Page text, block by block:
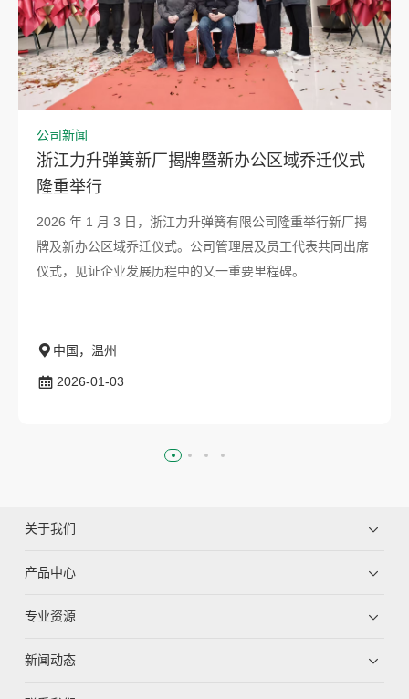
公司新闻
浙江力升弹簧新厂揭牌暨新办公区域乔迁仪式
隆重举行
2026 年 1 月 3 日，浙江力升弹簧有限公司隆重举行新厂揭
牌及新办公区域乔迁仪式。公司管理层及员工代表共同出席
仪式，见证企业发展历程中的又一重要里程碑。
中国，温州
2026-01-03
关于我们
产品中心
专业资源
新闻动态